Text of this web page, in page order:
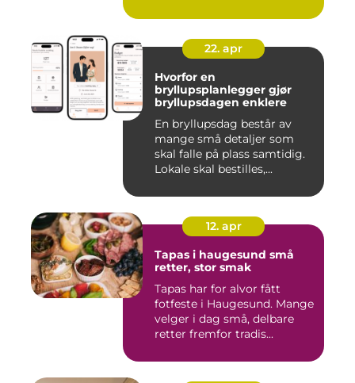
22. apr
Hvorfor en
bryllupsplanlegger gjør
bryllupsdagen enklere
En bryllupsdag består av
mange små detaljer som
skal falle på plass samtidig.
Lokale skal bestilles,...
12. apr
Tapas i haugesund små
retter, stor smak
Tapas har for alvor fått
fotfeste i Haugesund. Mange
velger i dag små, delbare
retter fremfor tradis...